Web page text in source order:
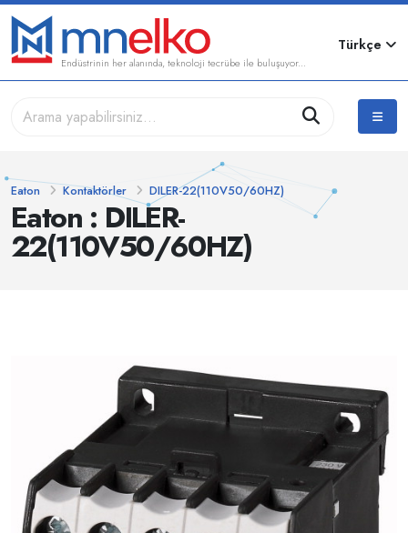
Endüstrinin her alanında, teknoloji tecrübe ile buluşuyor...
Türkçe
Eaton : DILER-
22(110V50/60HZ)
Eaton Kontaktörler DILER-22(110V50/60HZ)